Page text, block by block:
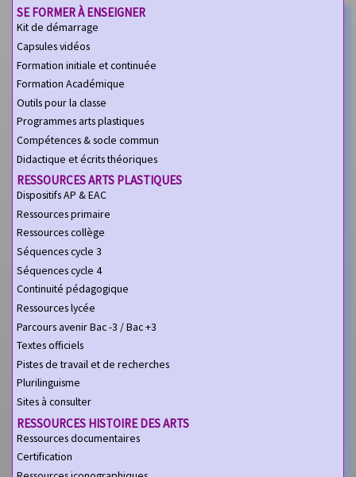
SE FORMER À ENSEIGNER
Kit de démarrage
Capsules vidéos
Formation initiale et continuée
Formation Académique
Outils pour la classe
Programmes arts plastiques
Compétences & socle commun
Didactique et écrits théoriques
RESSOURCES ARTS PLASTIQUES
Dispositifs AP & EAC
Ressources primaire
Ressources collège
Séquences cycle 3
Séquences cycle 4
Continuité pédagogique
Ressources lycée
Parcours avenir Bac -3 / Bac +3
Textes officiels
Pistes de travail et de recherches
Plurilinguisme
Sites à consulter
RESSOURCES HISTOIRE DES ARTS
Ressources documentaires
Certification